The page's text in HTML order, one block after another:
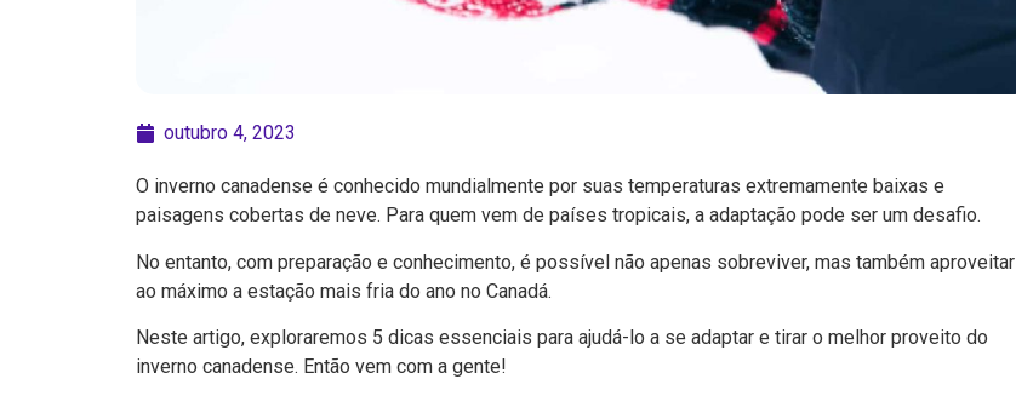
outubro 4, 2023
O inverno canadense é conhecido mundialmente por suas temperaturas extremamente baixas e
paisagens cobertas de neve. Para quem vem de países tropicais, a adaptação pode ser um desafio.
No entanto, com preparação e conhecimento, é possível não apenas sobreviver, mas também aproveitar
ao máximo a estação mais fria do ano no Canadá.
Neste artigo, exploraremos 5 dicas essenciais para ajudá-lo a se adaptar e tirar o melhor proveito do
inverno canadense. Então vem com a gente!